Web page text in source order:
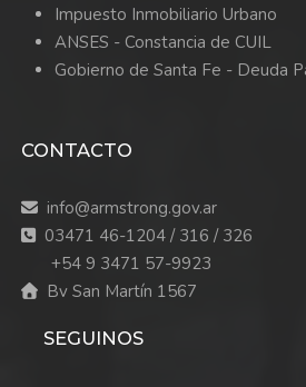
Impuesto Inmobiliario Urbano
ANSES - Constancia de CUIL
Gobierno de Santa Fe - Deuda
CONTACTO
info@armstrong.gov.ar
03471 46-1204 / 316 / 326
+54 9 3471 57-9923
Bv San Martín 1567
SEGUINOS